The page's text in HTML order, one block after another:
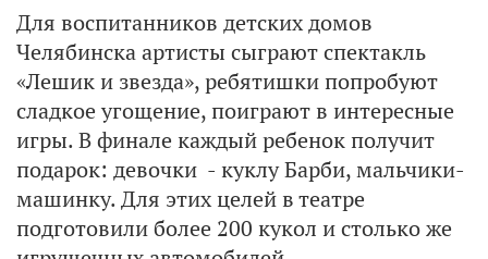
Для воспитанников детских домов
Челябинска артисты сыграют спектакль
«Лешик и звезда», ребятишки попробуют
сладкое угощение, поиграют в интересные
игры. В финале каждый ребенок получит
подарок: девочки - куклу Барби, мальчики-
машинку. Для этих целей в театре
подготовили более 200 кукол и столько же